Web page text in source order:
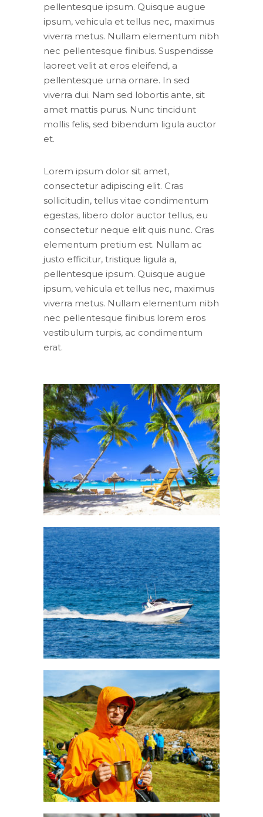
pellentesque ipsum. Quisque augue
ipsum, vehicula et tellus nec, maximus
viverra metus. Nullam elementum nibh
nec pellentesque finibus. Suspendisse
laoreet velit at eros eleifend, a
pellentesque urna ornare. In sed
viverra dui. Nam sed lobortis ante, sit
amet mattis purus. Nunc tincidunt
mollis felis, sed bibendum ligula auctor
et.
Lorem ipsum dolor sit amet,
consectetur adipiscing elit. Cras
sollicitudin, tellus vitae condimentum
egestas, libero dolor auctor tellus, eu
consectetur neque elit quis nunc. Cras
elementum pretium est. Nullam ac
justo efficitur, tristique ligula a,
pellentesque ipsum. Quisque augue
ipsum, vehicula et tellus nec, maximus
viverra metus. Nullam elementum nibh
nec pellentesque finibus lorem eros
vestibulum turpis, ac condimentum
erat.